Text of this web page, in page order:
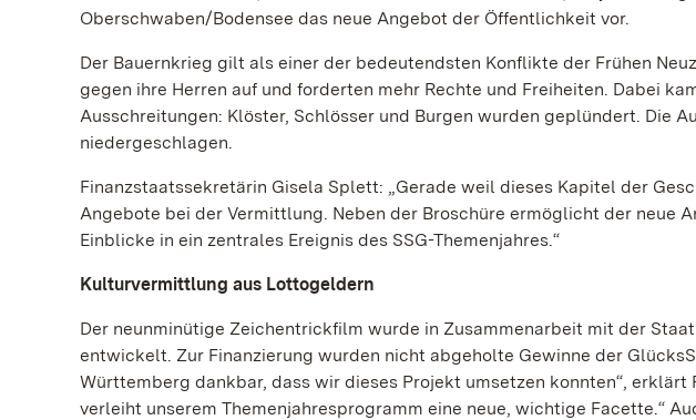
Oberschwaben/Bodensee das neue Angebot der Öffentlichkeit vor.
Der Bauernkrieg gilt als einer der bedeutendsten Konflikte der Frühen
gegen ihre Herren auf und forderten mehr Rechte und Freiheiten. Dabei
Ausschreitungen: Klöster, Schlösser und Burgen wurden geplündert. Die
niedergeschlagen.
Finanzstaatssekretärin Gisela Splett: „Gerade weil dieses Kapitel der
Angebote bei der Vermittlung. Neben der Broschüre ermöglicht der neue
Einblicke in ein zentrales Ereignis des SSG-Themenjahres.“
Kulturvermittlung aus Lottogeldern
Der neunminütige Zeichentrickfilm wurde in Zusammenarbeit mit der
entwickelt. Zur Finanzierung wurden nicht abgeholte Gewinne der
Württemberg dankbar, dass wir dieses Projekt umsetzen konnten“,
verleiht unserem Themenjahresprogramm eine neue, wichtige Facette.“